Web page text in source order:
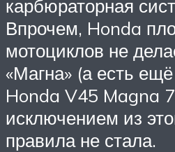
карбюраторная
Впрочем, Honda
мотоциклов не
«Магна» (а есть
Honda V45 Magna
исключением из
правила не стала.